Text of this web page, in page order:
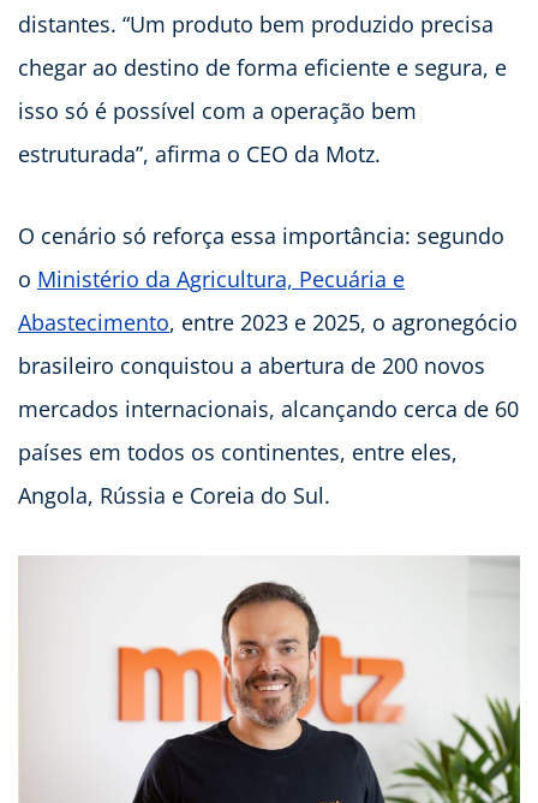
distantes. “Um produto bem produzido precisa
chegar ao destino de forma eficiente e segura, e
isso só é possível com a operação bem
estruturada”, afirma o CEO da Motz.
O cenário só reforça essa importância: segundo
o Ministério da Agricultura, Pecuária e
Abastecimento, entre 2023 e 2025, o agronegócio
brasileiro conquistou a abertura de 200 novos
mercados internacionais, alcançando cerca de 60
países em todos os continentes, entre eles,
Angola, Rússia e Coreia do Sul.